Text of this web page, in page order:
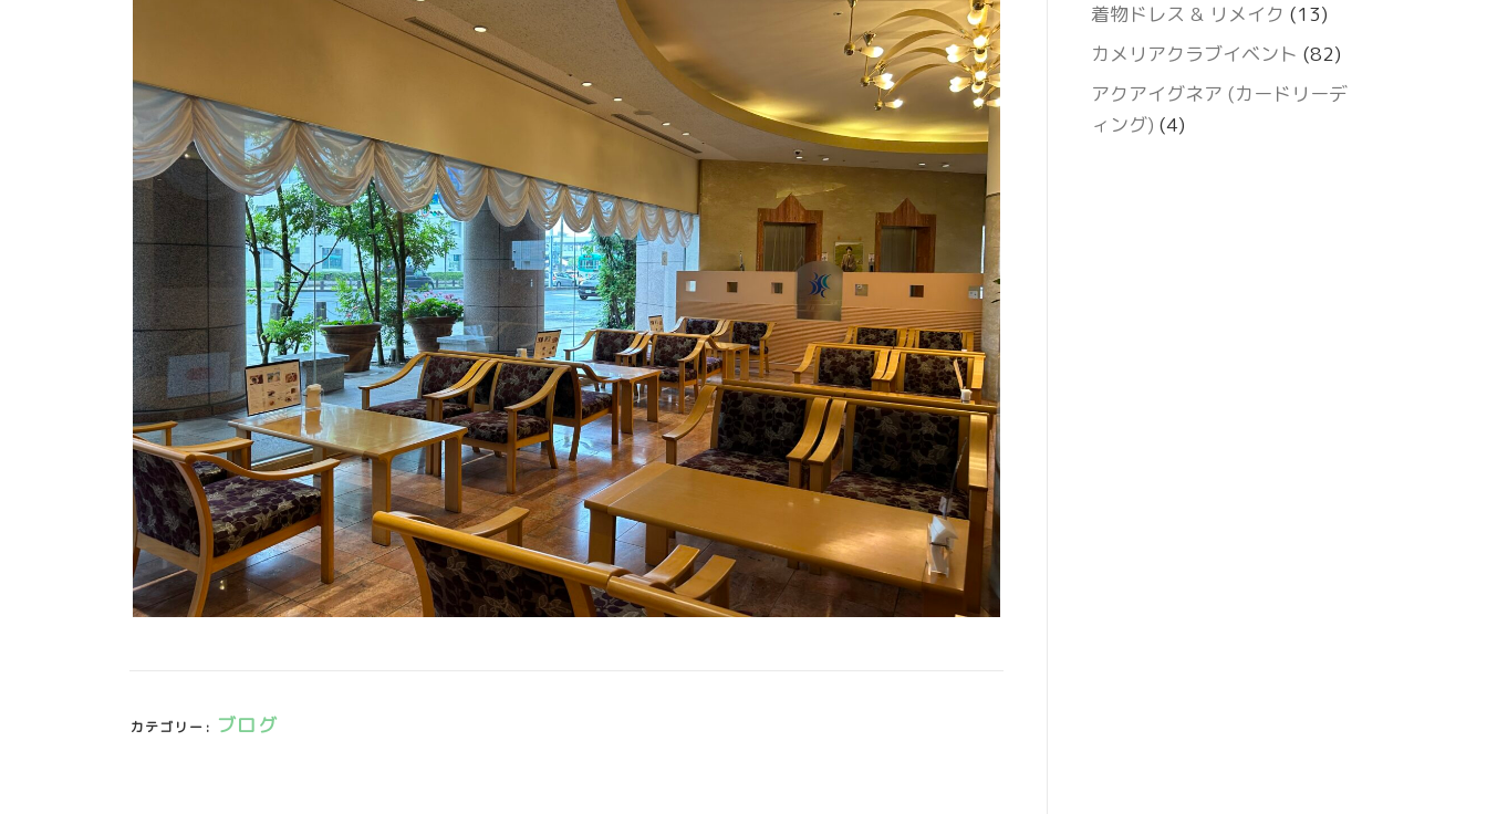
カテゴリー: ブログ
着物ドレス & リメイク (13)
カメリアクラブイベント (82)
アクアイグネア (カードリーデ
ィング) (4)